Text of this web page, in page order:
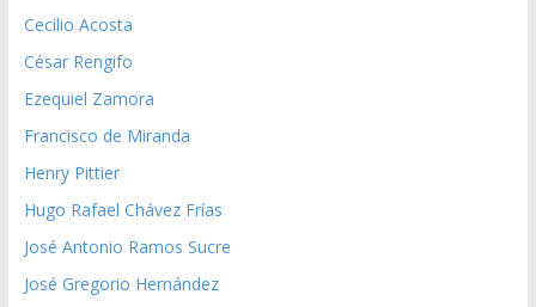
Cecilio Acosta
César Rengifo
Ezequiel Zamora
Francisco de Miranda
Henry Pittier
Hugo Rafael Chávez Frías
José Antonio Ramos Sucre
José Gregorio Hernández